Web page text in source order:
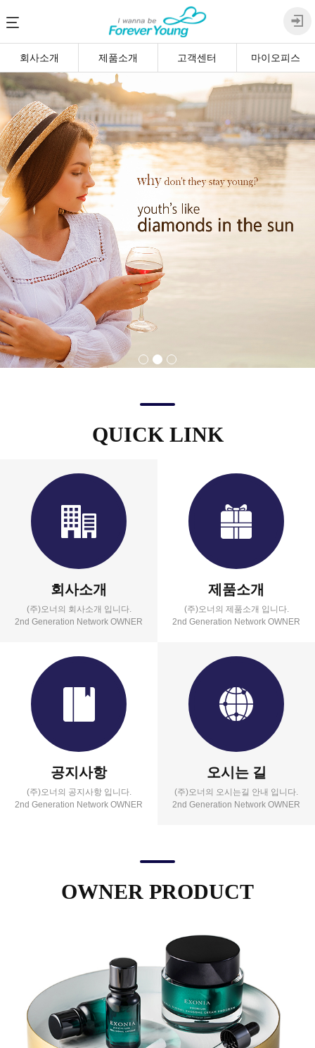
회사소개 제품소개 고객센터 마이오피스
QUICK LINK
회사소개
(주)오너의 회사소개 입니다.
2nd Generation Network OWNER
제품소개
(주)오너의 제품소개 입니다.
2nd Generation Network OWNER
공지사항
(주)오너의 공지사항 입니다.
2nd Generation Network OWNER
오시는 길
(주)오너의 오시는길 안내 입니다.
2nd Generation Network OWNER
OWNER PRODUCT